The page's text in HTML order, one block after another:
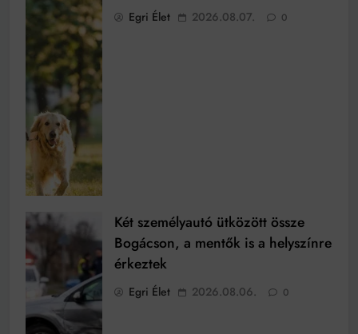
Egri Élet 2026.08.07. 0
Két személyautó ütközött össze
Bogácson, a mentők is a helyszínre
érkeztek
Egri Élet 2026.08.06. 0